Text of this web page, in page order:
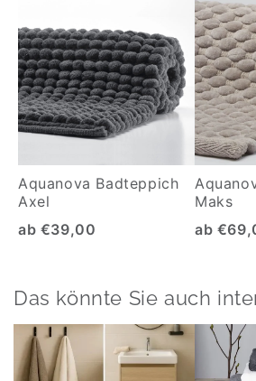
Aquanova Badteppich
Axel
ab €39,00
Maks
ab
Das könnte Sie auch